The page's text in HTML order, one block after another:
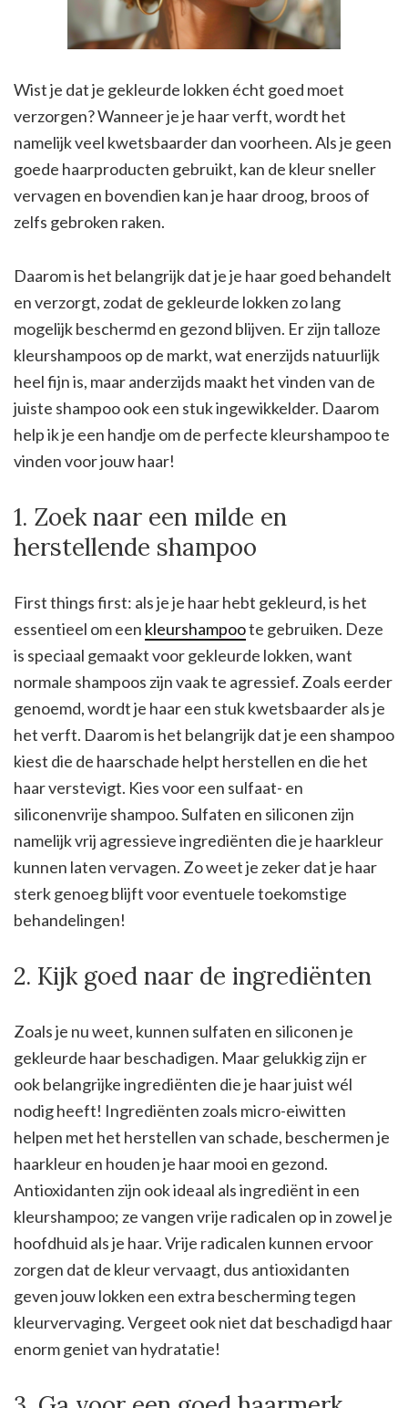
Wist je dat je gekleurde lokken écht goed moet
verzorgen? Wanneer je je haar verft, wordt het
namelijk veel kwetsbaarder dan voorheen. Als je geen
goede haarproducten gebruikt, kan de kleur sneller
vervagen en bovendien kan je haar droog, broos of
zelfs gebroken raken.
Daarom is het belangrijk dat je je haar goed behandelt
en verzorgt, zodat de gekleurde lokken zo lang
mogelijk beschermd en gezond blijven. Er zijn talloze
kleurshampoos op de markt, wat enerzijds natuurlijk
heel fijn is, maar anderzijds maakt het vinden van de
juiste shampoo ook een stuk ingewikkelder. Daarom
help ik je een handje om de perfecte kleurshampoo te
vinden voor jouw haar!
1. Zoek naar een milde en
herstellende shampoo
First things first: als je je haar hebt gekleurd, is het
essentieel om een kleurshampoote gebruiken. Deze
is speciaal gemaakt voor gekleurde lokken, want
normale shampoos zijn vaak te agressief. Zoals eerder
genoemd, wordt je haar een stuk kwetsbaarder als je
het verft. Daarom is het belangrijk dat je een shampoo
kiest die de haarschade helpt herstellen en die het
haar verstevigt. Kies voor een sulfaat- en
siliconenvrije shampoo. Sulfaten en siliconen zijn
namelijk vrij agressieve ingrediënten die je haarkleur
kunnen laten vervagen. Zo weet je zeker dat je haar
sterk genoeg blijft voor eventuele toekomstige
behandelingen!
2. Kijk goed naar de ingrediënten
Zoals je nu weet, kunnen sulfaten en siliconen je
gekleurde haar beschadigen. Maar gelukkig zijn er
ook belangrijke ingrediënten die je haar juist wél
nodig heeft! Ingrediënten zoals micro-eiwitten
helpen met het herstellen van schade, beschermen je
haarkleur en houden je haar mooi en gezond.
Antioxidanten zijn ook ideaal als ingrediënt in een
kleurshampoo; ze vangen vrije radicalen op in zowel je
hoofdhuid als je haar. Vrije radicalen kunnen ervoor
zorgen dat de kleur vervaagt, dus antioxidanten
geven jouw lokken een extra bescherming tegen
kleurvervaging. Vergeet ook niet dat beschadigd haar
enorm geniet van hydratatie!